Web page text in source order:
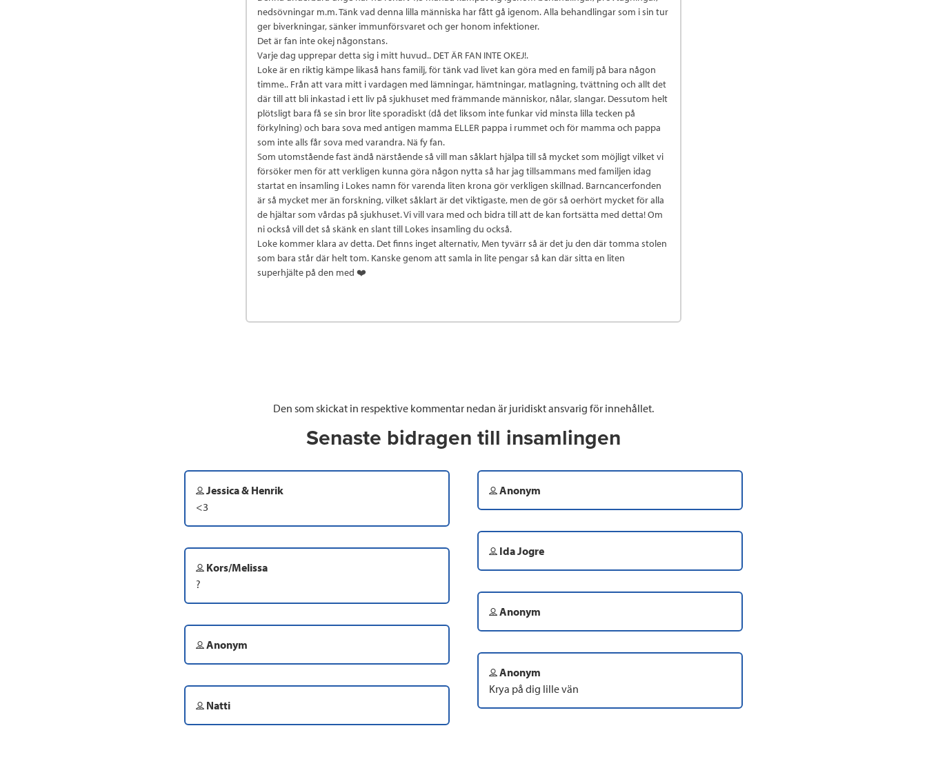
nedsövningar m.m. Tänk vad denna lilla människa har fått gå igenom. Alla behandlingar som i sin tur
ger biverkningar, sänker immunförsvaret och ger honom infektioner.
Det är fan inte okej någonstans.
Varje dag upprepar detta sig i mitt huvud.. DET ÄR FAN INTE OKEJ!.
Loke är en riktig kämpe likaså hans familj, för tänk vad livet kan göra med en familj på bara någon
timme.. Från att vara mitt i vardagen med lämningar, hämtningar, matlagning, tvättning och allt det
där till att bli inkastad i ett liv på sjukhuset med främmande människor, nålar, slangar. Dessutom helt
plötsligt bara få se sin bror lite sporadiskt (då det liksom inte funkar vid minsta lilla tecken på
förkylning) och bara sova med antigen mamma ELLER pappa i rummet och för mamma och pappa
som inte alls får sova med varandra. Nä fy fan.
Som utomstående fast ändå närstående så vill man såklart hjälpa till så mycket som möjligt vilket vi
försöker men för att verkligen kunna göra någon nytta så har jag tillsammans med familjen idag
startat en insamling i Lokes namn för varenda liten krona gör verkligen skillnad. Barncancerfonden
är så mycket mer än forskning, vilket såklart är det viktigaste, men de gör så oerhört mycket för alla
de hjältar som vårdas på sjukhuset. Vi vill vara med och bidra till att de kan fortsätta med detta! Om
ni också vill det så skänk en slant till Lokes insamling du också.
Loke kommer klara av detta. Det finns inget alternativ, Men tyvärr så är det ju den där tomma stolen
som bara står där helt tom. Kanske genom att samla in lite pengar så kan där sitta en liten
superhjälte på den med ❤️
Den som skickat in respektive kommentar nedan är juridiskt ansvarig för innehållet.
Senaste bidragen till insamlingen
Jessica & Henrik
<3
Kors/Melissa
?
Anonym
Natti
Anonym
Ida Jogre
Anonym
Anonym
Krya på dig lille vän